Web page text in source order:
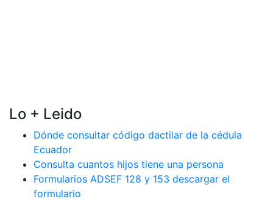
Lo + Leido
Dónde consultar código dactilar de la cédula
Ecuador
Consulta cuantos hijos tiene una persona
Formularios ADSEF 128 y 153 descargar el
formulario